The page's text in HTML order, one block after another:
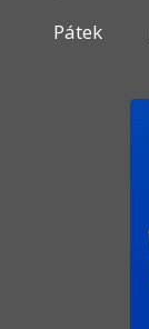
Pátek